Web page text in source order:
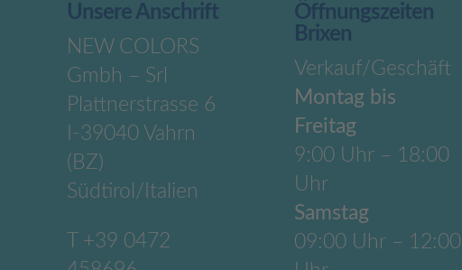
Unsere Anschrift
NEW COLORS
Gmbh – Srl
Plattnerstrasse 6
I-39040 Vahrn
(BZ)
Südtirol/Italien
+39 0472
Öffnungszeiten
Brixen
Verkauf/Geschäft
Montag bis
Freitag
9:00 Uhr – 18:00
Uhr
Samstag
09:00 Uhr – 12:00